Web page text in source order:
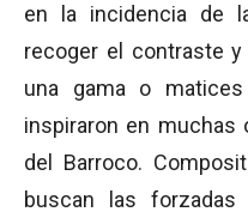
en la incidencia de
recoger el contraste
una gama o
inspiraron en muchas
del Barroco.
buscan las forzadas